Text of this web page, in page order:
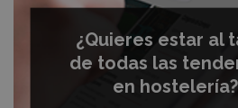
¿Quieres estar al
de todas las
en hostelería?